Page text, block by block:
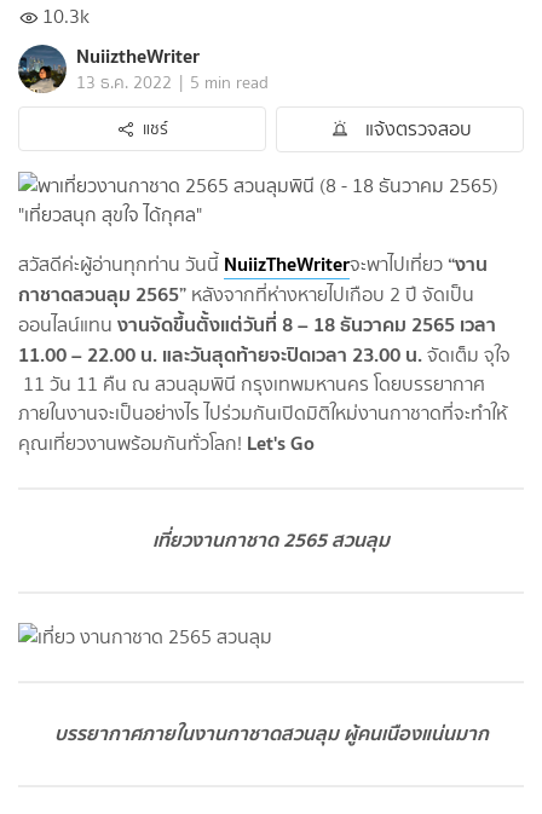
10.3k
NuiiztheWriter
13 ธ.ค. 2022 | 5 min read
แชร์
แจ้งตรวจสอบ
สวัสดีค่ะผู้อ่านทุกท่าน วันนี้ NuiizTheWriterจะพาไปเที่ยว “งาน
กาชาดสวนลุม 2565” หลังจากที่ห่างหายไปเกือบ 2 ปี จัดเป็น
ออนไลน์แทน งานจัดขึ้นตั้งแต่วันที่ 8 – 18 ธันวาคม 2565 เวลา
11.00 – 22.00 น. และวันสุดท้ายจะปิดเวลา 23.00 น.จัดเต็ม จุใจ
11 วัน 11 คืน ณ สวนลุมพินี กรุงเทพมหานคร โดยบรรยากาศ
ภายในงานจะเป็นอย่างไร ไปร่วมกันเปิดมิติใหม่งานกาชาดที่จะทำให้
คุณเที่ยวงานพร้อมกันทั่วโลก! Let's Go
เที่ยวงานกาชาด 2565 สวนลุม
บรรยากาศภายในงานกาชาดสวนลุม ผู้คนเนืองแน่นมาก